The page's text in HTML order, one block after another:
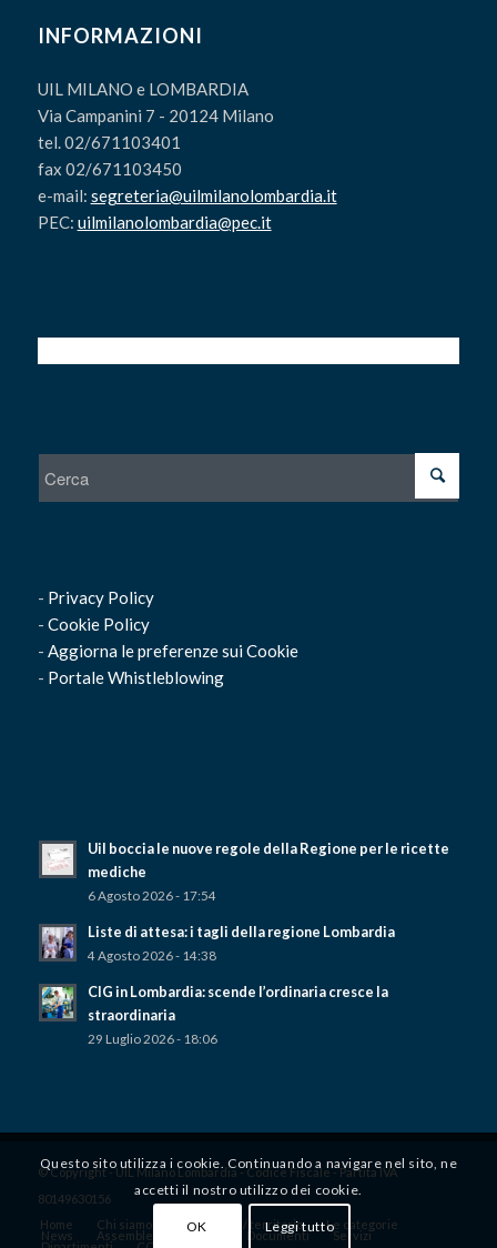
INFORMAZIONI
UIL MILANO e LOMBARDIA
Via Campanini 7 - 20124 Milano
tel. 02/671103401
fax 02/671103450
e-mail: segreteria@uilmilanolombardia.it
PEC: uilmilanolombardia@pec.it
- Privacy Policy
- Cookie Policy
- Aggiorna le preferenze sui Cookie
- Portale Whistleblowing
Uil boccia le nuove regole della Regione per le ricette
mediche
6 Agosto 2026 - 17:54
Liste di attesa: i tagli della regione Lombardia
4 Agosto 2026 - 14:38
CIG in Lombardia: scende l’ordinaria cresce la
straordinaria
29 Luglio 2026 - 18:06
© Copyright - UIL Milano Lombardia - Codice Fiscale - Partita IVA
80149630156
Home
Chi siamo Dove siamo / territorio Le categorie
News Assemblee territoriali Documenti Servizi
Questo sito utilizza i cookie. Continuando a navigare nel sito, ne
accetti il ​​nostro utilizzo dei cookie.
OK Leggi tutto